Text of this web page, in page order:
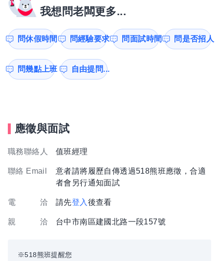
我想問老闆更多...
問休假時間 問經驗要求 問面試時間 問是否招人
問幾點上班 自由提問...
應徵與面試
職務聯絡人 值班經理
聯絡 Email
意者請將履歷自傳透過518熊班應徵，合適
者會另行通知面試
電 洽 請先登入 後查看
親 洽 台中市南區建國北路一段157號
※518熊班提醒您